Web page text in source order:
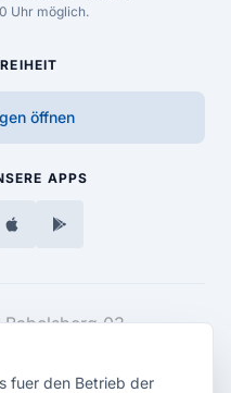
Uhr möglich.
öffnen
APPS
fuer den Betrieb der